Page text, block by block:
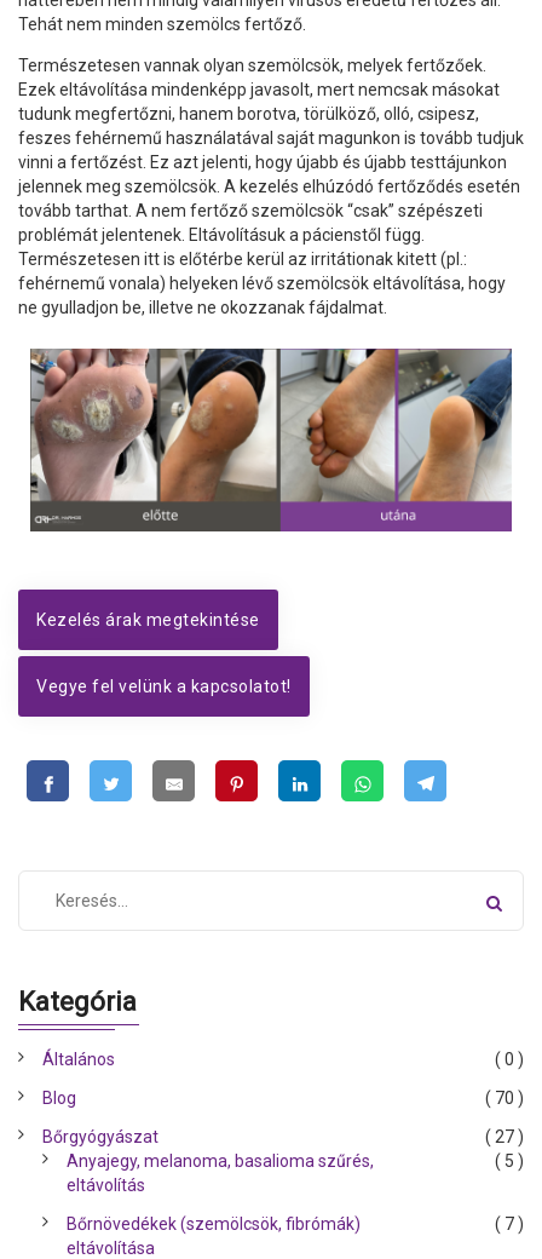
Tehát nem minden szemölcs fertőző.
Természetesen vannak olyan szemölcsök, melyek fertőzőek.
Ezek eltávolítása mindenképp javasolt, mert nemcsak másokat
tudunk megfertőzni, hanem borotva, törülköző, olló, csipesz,
feszes fehérnemű használatával saját magunkon is tovább tudjuk
vinni a fertőzést. Ez azt jelenti, hogy újabb és újabb testtájunkon
jelennek meg szemölcsök. A kezelés elhúzódó fertőződés esetén
tovább tarthat. A nem fertőző szemölcsök “csak” szépészeti
problémát jelentenek. Eltávolításuk a pácienstől függ.
Természetesen itt is előtérbe kerül az irritátionak kitett (pl.:
fehérnemű vonala) helyeken lévő szemölcsök eltávolítása, hogy
ne gyulladjon be, illetve ne okozzanak fájdalmat.
Kezelés árak megtekintése
Vegye fel velünk a kapcsolatot!
Kategória
Általános
( 0 )
Blog
( 70 )
Bőrgyógyászat
( 27 )
Anyajegy, melanoma, basalioma szűrés,
eltávolítás
( 5 )
Bőrnövedékek (szemölcsök, fibrómák)
eltávolítása
( 7 )